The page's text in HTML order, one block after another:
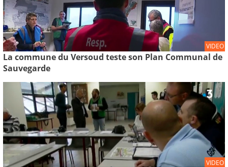
VIDEO
La commune du Versoud teste son Plan Communal de
Sauvegarde
VIDEO